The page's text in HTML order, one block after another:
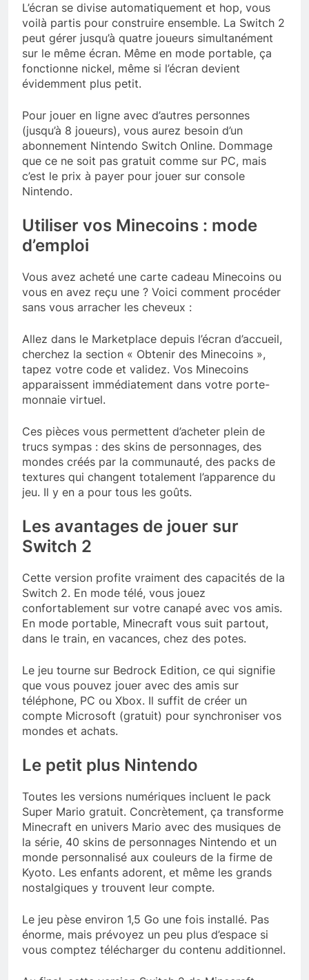
L’écran se divise automatiquement et hop, vous
voilà partis pour construire ensemble. La Switch 2
peut gérer jusqu’à quatre joueurs simultanément
sur le même écran. Même en mode portable, ça
fonctionne nickel, même si l’écran devient
évidemment plus petit.
Pour jouer en ligne avec d’autres personnes
(jusqu’à 8 joueurs), vous aurez besoin d’un
abonnement Nintendo Switch Online. Dommage
que ce ne soit pas gratuit comme sur PC, mais
c’est le prix à payer pour jouer sur console
Nintendo.
Utiliser vos Minecoins : mode
d’emploi
Vous avez acheté une carte cadeau Minecoins ou
vous en avez reçu une ? Voici comment procéder
sans vous arracher les cheveux :
Allez dans le Marketplace depuis l’écran d’accueil,
cherchez la section « Obtenir des Minecoins »,
tapez votre code et validez. Vos Minecoins
apparaissent immédiatement dans votre porte-
monnaie virtuel.
Ces pièces vous permettent d’acheter plein de
trucs sympas : des skins de personnages, des
mondes créés par la communauté, des packs de
textures qui changent totalement l’apparence du
jeu. Il y en a pour tous les goûts.
Les avantages de jouer sur
Switch 2
Cette version profite vraiment des capacités de la
Switch 2. En mode télé, vous jouez
confortablement sur votre canapé avec vos amis.
En mode portable, Minecraft vous suit partout,
dans le train, en vacances, chez des potes.
Le jeu tourne sur Bedrock Edition, ce qui signifie
que vous pouvez jouer avec des amis sur
téléphone, PC ou Xbox. Il suffit de créer un
compte Microsoft (gratuit) pour synchroniser vos
mondes et achats.
Le petit plus Nintendo
Toutes les versions numériques incluent le pack
Super Mario gratuit. Concrètement, ça transforme
Minecraft en univers Mario avec des musiques de
la série, 40 skins de personnages Nintendo et un
monde personnalisé aux couleurs de la firme de
Kyoto. Les enfants adorent, et même les grands
nostalgiques y trouvent leur compte.
Le jeu pèse environ 1,5 Go une fois installé. Pas
énorme, mais prévoyez un peu plus d’espace si
vous comptez télécharger du contenu additionnel.